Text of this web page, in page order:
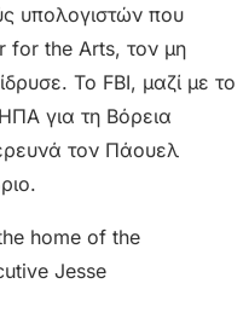
υπολογιστών που
for the Arts, τον μη
Το FBI, μαζί με το
για τη Βόρεια
τον Πάουελ
home of the
Jesse